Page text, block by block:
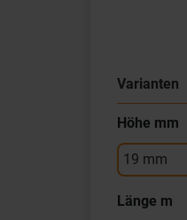
Varianten
Höhe mm
19 mm
Länge m